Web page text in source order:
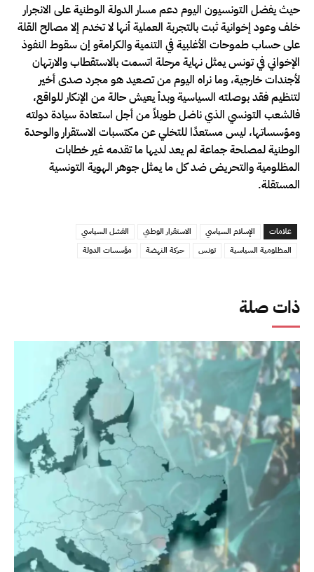
ذات صلة
حيث يفضل التونسيون اليوم دعم مسار الدولة الوطنية على الانجرار
خلف وعود إخوانية ثبت بالتجربة العملية أنها لا تخدم إلا مصالح القلة
على حساب طموحات الأغلبية في التنمية والكرامةو إن سقوط النفوذ
الإخواني في تونس يمثل نهاية مرحلة اتسمت بالاستقطاب والارتهان
لأجندات خارجية، وما نراه اليوم من تصعيد هو مجرد صدى أخير
لتنظيم فقد بوصلته السياسية وبدأ يعيش حالة من الإنكار للواقع،
فالشعب التونسي الذي ناضل طويلاً من أجل استعادة سيادة دولته
ومؤسساتها، ليس مستعدًا للتخلي عن مكتسبات الاستقرار والوحدة
الوطنية لمصلحة جماعة لم يعد لديها ما تقدمه غير خطابات
المظلومية والتحريض ضد كل ما يمثل جوهر الهوية التونسية
المستقلة.
علامات الإسلام السياسي الاستقرار الوطني
الفشل السياسي
المظلومية السياسية
تونس حركة النهضة مؤسسات الدولة